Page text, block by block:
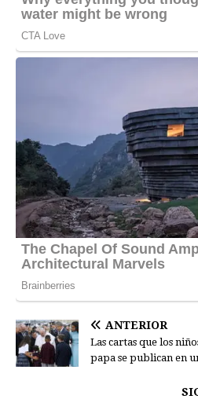
ANTERIOR
Las cartas que los
papa se publican en